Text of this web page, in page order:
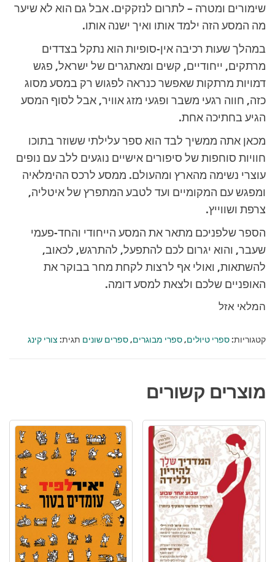
שימורים ומטרה – לתרום לנזקקים. אבל גם הוא לא שיער
מה המסע הזה ילמד אותו ואיך ישנה אותו.
במהלך שעות רכיבה אין-סופיות הוא נתקל בצדדים
מרתקים, ייחודיים, קשים ומאתגרים של ישראל, פגש
דמויות מרתקות שאפשר כנראה לפגוש רק במסע מסוג
כזה, חווה רגעי משבר ופגעי מזג אוויר, אבל לסוף המסע
הגיע בחתיכה אחת.
מכאן אתה ממשיך לבד הוא ספר עלילתי ששוזר בתוכו
חוויות סוחפות של סיפורים אישיים נוגעים ללב עם נופים
עוצרי נשימה מהארץ ומהעולם. ממסע לרכס ההימלאיה
ומפגש עם המקומיים ועד לטבע המתפרץ של איטליה,
צרפת ושווייץ.
הספר שלפניכם מתאר את המסע הייחודי והחד-פעמי
שעבר, והוא יגרום לכם להתפעל, להתרגש, לכאוב,
להשתאות, ואולי אף לרצות לקחת מחר בבוקר את
האופניים שלכם ולצאת למסע דומה.
המלאי אזל
קטגוריות:ספרי טיולים,ספרי מבוגרים,ספרים שונים תגית: צורי קינג
מוצרים קשורים